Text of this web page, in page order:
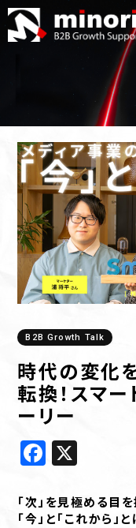
B2B Growth Talk
時代の変化
転換！スマー
ーリー
「次」を見極める目
「今」と「これから」と